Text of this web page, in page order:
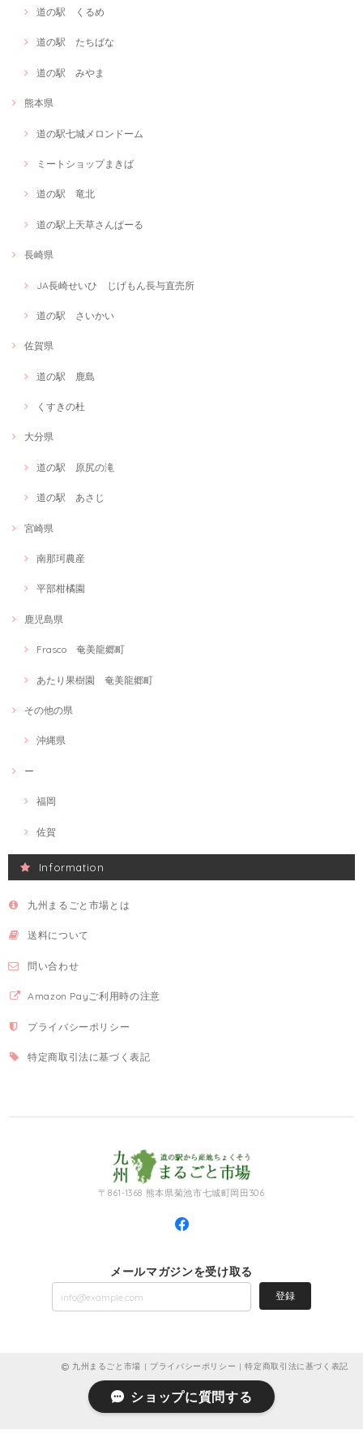
道の駅 くるめ
道の駅 たちばな
道の駅 みやま
熊本県
道の駅七城メロンドーム
ミートショップまきば
道の駅 竜北
道の駅上天草さんぱーる
長崎県
JA長崎せいひ じげもん長与直売所
道の駅 さいかい
佐賀県
道の駅 鹿島
くすきの杜
大分県
道の駅 原尻の滝
道の駅 あさじ
宮崎県
南那珂農産
平部柑橘園
鹿児島県
Frasco 奄美龍郷町
あたり果樹園 奄美龍郷町
その他の県
沖縄県
ー
福岡
佐賀
Information
九州まるごと市場とは
送料について
問い合わせ
Amazon Payご利用時の注意
プライバシーポリシー
特定商取引法に基づく表記
〒861-1368 熊本県菊池市七城町岡田306
メールマガジンを受け取る
登録
九州まるごと市場 | プライバシーポリシー |特定商取引法に基づく表記
ショップに質問する